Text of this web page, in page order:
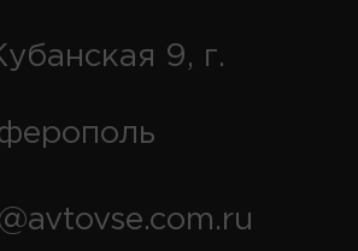
9, г.